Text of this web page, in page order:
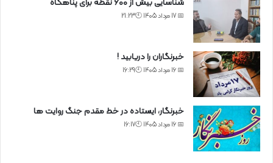
شناسایی بیش از ۶۰۰ نقطه برای پناهگاه
📅 17 مرداد 1405 🕙21:23
خبرنگاران را دریابید !
📅 16 مرداد 1405 🕙16:29
خبرنگار، ایستاده در خط مقدم جنگ روایت ها
📅 16 مرداد 1405 🕙16:17